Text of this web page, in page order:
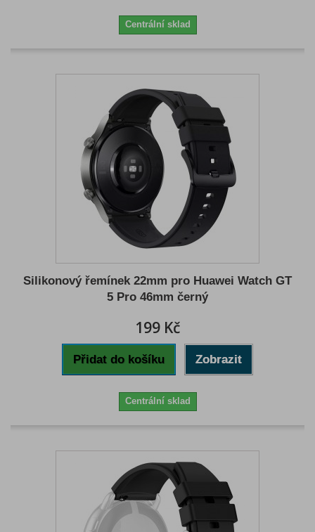
Centrální sklad
Silikonový řemínek 22mm pro Huawei Watch GT
5 Pro 46mm černý
199 Kč
Přidat do košíku Zobrazit
Centrální sklad